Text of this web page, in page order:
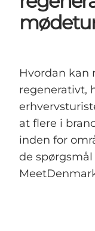
Hvordan kan
regenerativt,
at flere i
inden for
de spørgsmål